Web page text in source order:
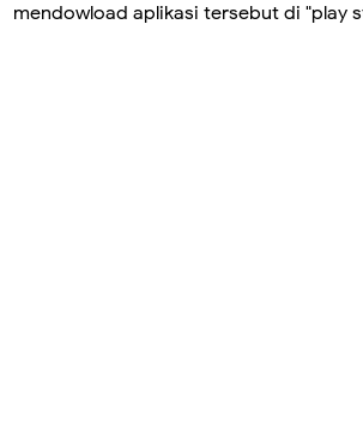
mendowload aplikasi tersebut di "play